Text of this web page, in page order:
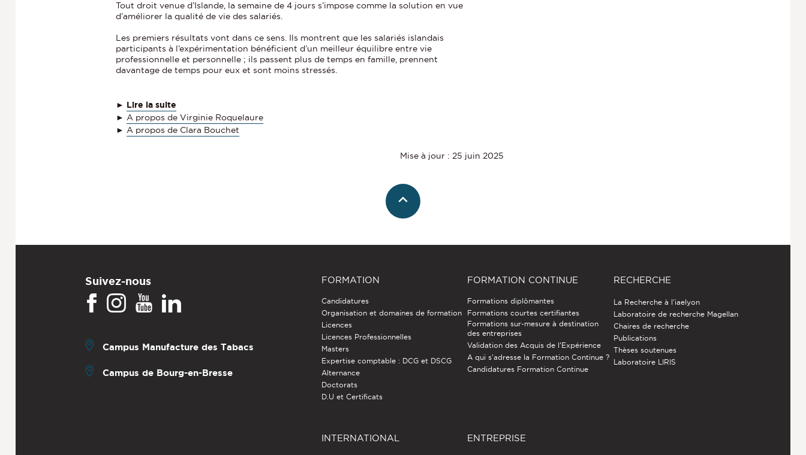
Tout droit venue d’Islande, la semaine de 4 jours s’impose comme la solution en vue
d’améliorer la qualité de vie des salariés.
Les premiers résultats vont dans ce sens. Ils montrent que les salariés islandais
participants à l’expérimentation bénéficient d’un meilleur équilibre entre vie
professionnelle et personnelle ; ils passent plus de temps en famille, prennent
davantage de temps pour eux et sont moins stressés.
► Lire la suite
►A propos de Virginie Roquelaure
►A propos de Clara Bouchet
Mise à jour : 25 juin 2025
Suivez-nous
Campus Manufacture des Tabacs
Campus de Bourg-en-Bresse
FORMATION
Candidatures
Organisation et domaines de formation
Licences
Licences Professionnelles
Masters
Expertise comptable : DCG et DSCG
Alternance
Doctorats
D.U et Certificats
FORMATION CONTINUE
Formations diplômantes
Formations courtes certifiantes
Formations sur-mesure à destination
des entreprises
Validation des Acquis de l’Expérience
A qui s'adresse la Formation Continue ?
Candidatures Formation Continue
RECHERCHE
La Recherche à l'iaelyon
Laboratoire de recherche Magellan
Chaires de recherche
Publications
Thèses soutenues
Laboratoire LIRIS
INTERNATIONAL ENTREPRISE